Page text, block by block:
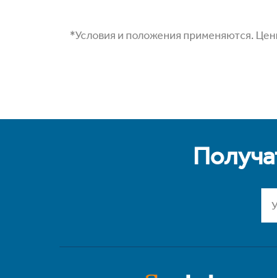
*Условия и положения применяются.